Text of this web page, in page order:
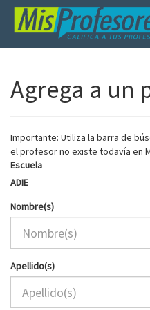
Agrega a un
Importante: Utiliza la barra de
el profesor no existe todavía en
Escuela
ADIE
Nombre(s)
Apellido(s)